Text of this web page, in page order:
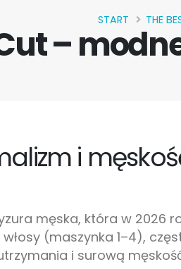
–
START THE
i
męska, która w 2026
(maszynka 1–4),
i surową